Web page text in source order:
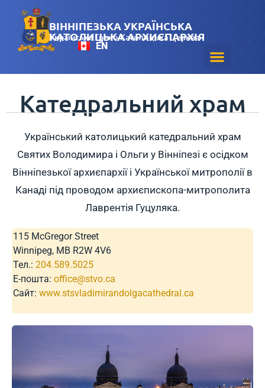
EN
ВІННІПЕЗЬКА УКРАЇНСЬКА
КАТОЛИЦЬКА АРХИЄПАРХІЯ
Українська Греко-Католицька Церква
Катедральний храм
Український католицький катедральний храм
Святих Володимира і Ольги у Вінніпезі є осідком
Вінніпезької архиєпархії і Української митрополії в
Канаді під проводом архиєпископа-митрополита
Лаврентія Гуцуляка.
115 McGregor Street
Winnipeg, MB R2W 4V6
Teл.: 204.589.5025
Е-пошта: office@stvo.ca
Сайт: www.stsvladimirandolgacathedral.ca